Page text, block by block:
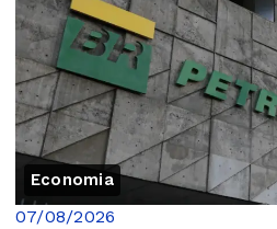
Economia
07/08/2026